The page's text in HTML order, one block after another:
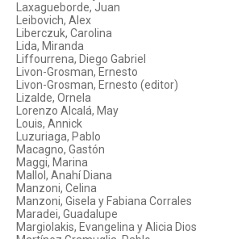
Laxagueborde, Juan
Leibovich, Alex
Liberczuk, Carolina
Lida, Miranda
Liffourrena, Diego Gabriel
Livon-Grosman, Ernesto
Livon-Grosman, Ernesto (editor)
Lizalde, Ornela
Lorenzo Alcalá, May
Louis, Annick
Luzuriaga, Pablo
Macagno, Gastón
Maggi, Marina
Mallol, Anahí Diana
Manzoni, Celina
Manzoni, Gisela y Fabiana Corrales
Maradei, Guadalupe
Margiolakis, Evangelina y Alicia Dios